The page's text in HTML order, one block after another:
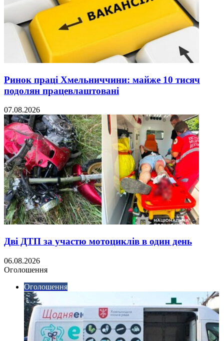
Ринок праці Хмельниччини: майже 10 тисяч
подолян працевлаштовані
07.08.2026
Дві ДТП за участю мотоциклів в один день
06.08.2026
Оголошення
Оголошення